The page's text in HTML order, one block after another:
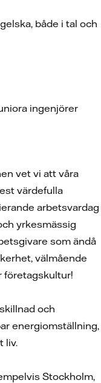
både i tal och
ingenjörer
vet vi att våra
värdefulla
arbetsvardag
yrkesmässig
som ändå
välmående
företagskultur!
och
energiomställning,
liv.
Stockholm,